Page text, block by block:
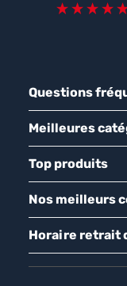
Questions
Meilleures
Top produits
Nos meilleurs
Horaire retrait